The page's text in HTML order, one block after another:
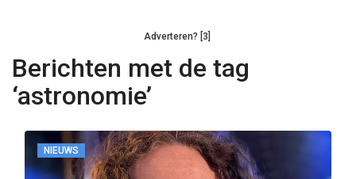
Adverteren? [3]
Berichten met de tag
‘astronomie’
NIEUWS